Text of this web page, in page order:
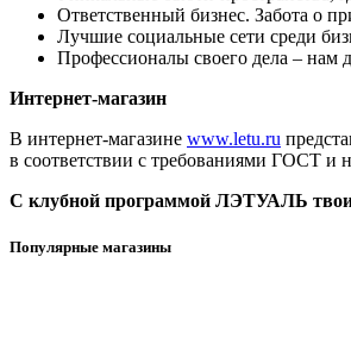
Ответственный бизнес. Забота о
Лучшие социальные сети среди
Профессионалы своего дела – нам
Интернет-магазин
В интернет-магазине www.letu.ru
в соответствии с требованиями ГОСТ и
С клубной программой ЛЭТУАЛЬ твои
Популярные магазины